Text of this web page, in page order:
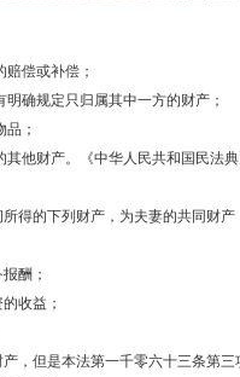
偿或补偿；
确规定只归属其中一方的财产；
；
其他财产。《中华人民共和国民法
得的下列财产，为夫妻的共同财
酬；
收益；
产，但是本法第一千零六十三条第三